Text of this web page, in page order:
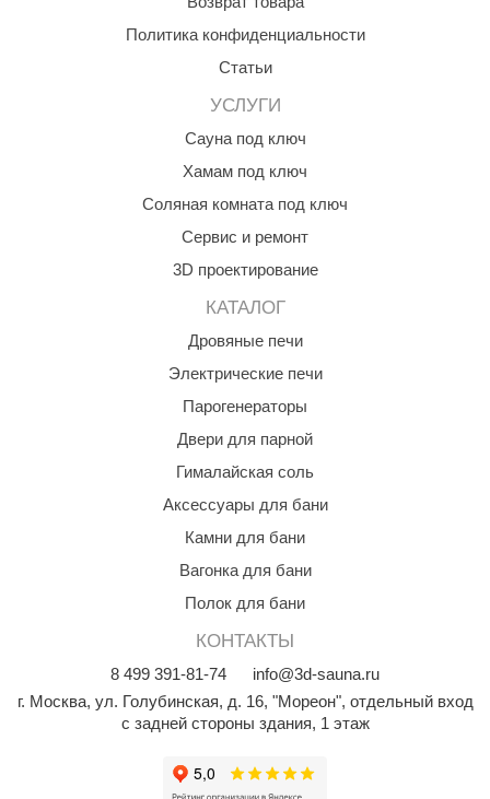
Политика конфиденциальности
Статьи
УСЛУГИ
Сауна под ключ
Хамам под ключ
Соляная комната под ключ
Сервис и ремонт
3D проектирование
КАТАЛОГ
Дровяные печи
Электрические печи
Парогенераторы
Двери для парной
Гималайская соль
Аксессуары для бани
Камни для бани
Вагонка для бани
Полок для бани
КОНТАКТЫ
8 499 391-81-74
info@3d-sauna.ru
г. Москва, ул. Голубинская, д. 16, "Мореон", отдельный вход
с задней стороны здания, 1 этаж